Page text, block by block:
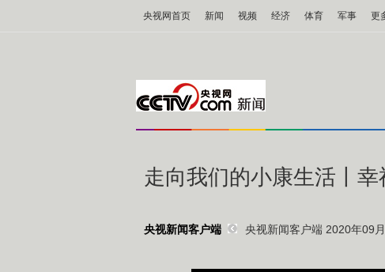
央视网首页 新闻 视频 经济 体育 军事 更
走向我们的小康生活丨
央视新闻客户端 央视新闻客户端 2020年09